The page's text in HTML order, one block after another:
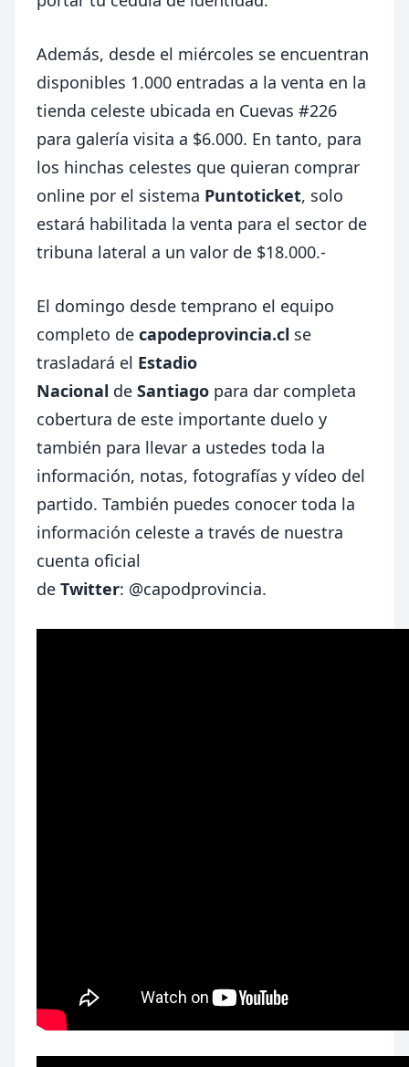
Además, desde el miércoles se encuentran
disponibles 1.000 entradas a la venta en la
tienda celeste ubicada en Cuevas #226
para galería visita a $6.000. En tanto, para
los hinchas celestes que quieran comprar
online por el sistema Puntoticket, solo
estará habilitada la venta para el sector de
tribuna lateral a un valor de $18.000.-
El domingo desde temprano el equipo
completo de capodeprovincia.cl se
trasladará el Estadio
Nacional de Santiago para dar completa
cobertura de este importante duelo y
también para llevar a ustedes toda la
información, notas, fotografías y vídeo del
partido. También puedes conocer toda la
información celeste a través de nuestra
cuenta oficial
de Twitter: @capodprovincia.